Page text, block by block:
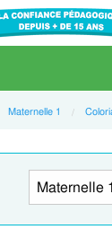
Maternelle 1